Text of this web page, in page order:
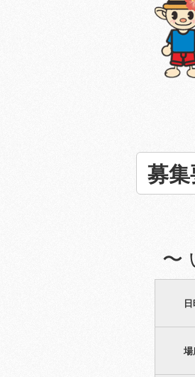
募
〜
場